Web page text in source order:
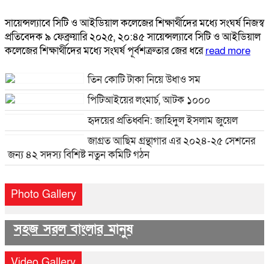
সায়েন্সল্যাবে সিটি ও আইডিয়াল কলেজের শিক্ষার্থীদের মধ্যে সংঘর্ষ নিজস্ব
প্রতিবেদক ৯ ফেব্রুয়ারি ২০২৫, ২০:৪৫ সায়েন্সল্যাবে সিটি ও আইডিয়াল
কলেজের শিক্ষার্থীদের মধ্যে সংঘর্ষ পূর্বশত্রুতার জের ধরেread more
তিন কোটি টাকা নিয়ে উধাও সম
পিটিআইয়ের লংমার্চ, আটক ১০০০
হৃদয়ের প্রতিধ্বনি: জাহিদুল ইসলাম জুয়েল
জাগ্রত আছিম গ্রন্থাগার এর ২০২৪-২৫ সেশনের
জন্য ৪২ সদস্য বিশিষ্ট নতুন কমিটি গঠন
Photo Gallery
সহজ সরল বাংলার মানুষ
Previous
Next